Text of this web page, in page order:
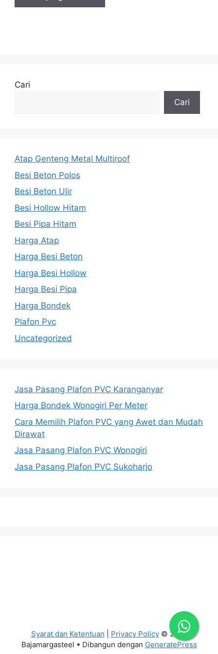
Cari
Cari
Atap Genteng Metal Multiroof
Besi Beton Polos
Besi Beton Ulir
Besi Hollow Hitam
Besi Pipa Hitam
Harga Atap
Harga Besi Beton
Harga Besi Hollow
Harga Besi Pipa
Harga Bondek
Plafon Pvc
Uncategorized
Jasa Pasang Plafon PVC Karanganyar
Harga Bondek Wonogiri Per Meter
Cara Memilih Plafon PVC yang Awet dan Mudah
Dirawat
Jasa Pasang Plafon PVC Wonogiri
Jasa Pasang Plafon PVC Sukoharjo
Syarat dan Ketentuan Privacy Policy© 2026
Bajamargasteel • Dibangun dengan GeneratePress